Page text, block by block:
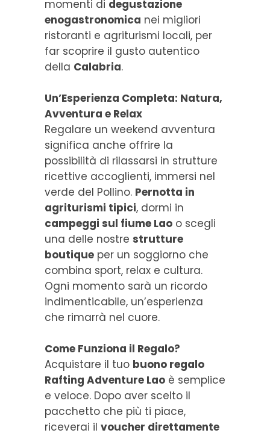
momenti di degustazione
enogastronomica nei migliori
ristoranti e agriturismi locali, per
far scoprire il gusto autentico
della Calabria.
Un’Esperienza Completa: Natura,
Avventura e Relax
Regalare un weekend avventura
significa anche offrire la
possibilità di rilassarsi in strutture
ricettive accoglienti, immersi nel
verde del Pollino. Pernotta in
agriturismi tipici, dormi in
campeggi sul fiume Lao o scegli
una delle nostre strutture
boutique per un soggiorno che
combina sport, relax e cultura.
Ogni momento sarà un ricordo
indimenticabile, un’esperienza
che rimarrà nel cuore.
Come Funziona il Regalo?
Acquistare il tuo buono regalo
Rafting Adventure Lao è semplice
e veloce. Dopo aver scelto il
pacchetto che più ti piace,
riceverai il voucher direttamente